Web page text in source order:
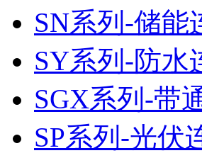
SN系列-储能
SY系列-防水
SGX系列-带
SP系列-光伏